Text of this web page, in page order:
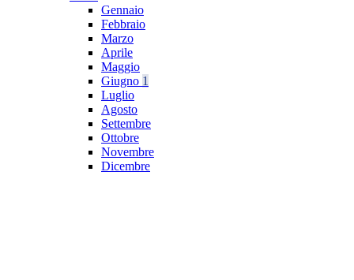
Gennaio
Febbraio
Marzo
Aprile
Maggio
Giugno 1
Luglio
Agosto
Settembre
Ottobre
Novembre
Dicembre